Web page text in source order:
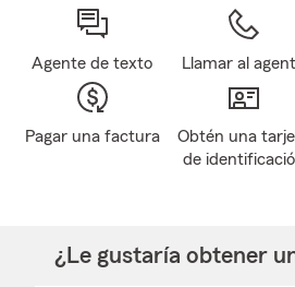
Agente de texto Llamar al
Pagar una factura
Obtén una
de
¿Le gustaría obtener